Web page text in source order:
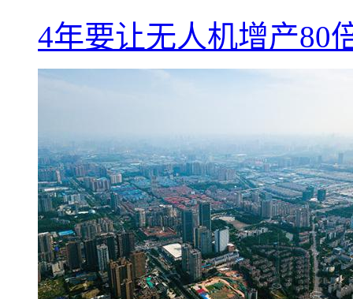
4年要让无人机增产80